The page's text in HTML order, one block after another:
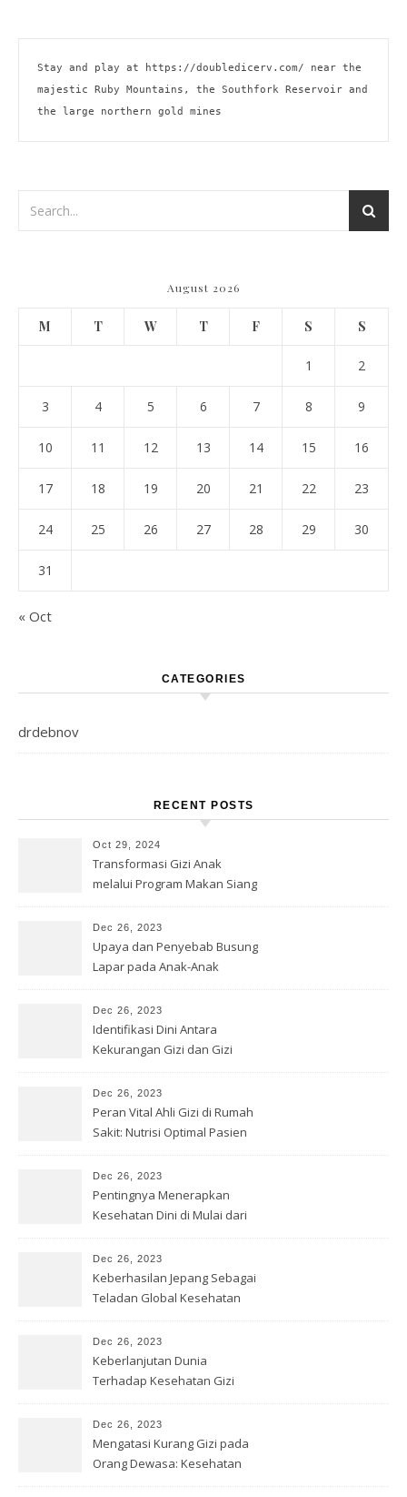
Stay and play at https://doubledicerv.com/ near the
majestic Ruby Mountains, the Southfork Reservoir and
the large northern gold mines
August 2026
M T W T F S S
1 2
3 4 5 6 7 8 9
10 11 12 13 14 15 16
17 18 19 20 21 22 23
24 25 26 27 28 29 30
31
« Oct
CATEGORIES
drdebnov
RECENT POSTS
Oct 29, 2024
Transformasi Gizi Anak
melalui Program Makan Siang
Dec 26, 2023
Upaya dan Penyebab Busung
Lapar pada Anak-Anak
Dec 26, 2023
Identifikasi Dini Antara
Kekurangan Gizi dan Gizi
Dec 26, 2023
Peran Vital Ahli Gizi di Rumah
Sakit: Nutrisi Optimal Pasien
Dec 26, 2023
Pentingnya Menerapkan
Kesehatan Dini di Mulai dari
Dec 26, 2023
Keberhasilan Jepang Sebagai
Teladan Global Kesehatan
Dec 26, 2023
Keberlanjutan Dunia
Terhadap Kesehatan Gizi
Dec 26, 2023
Mengatasi Kurang Gizi pada
Orang Dewasa: Kesehatan